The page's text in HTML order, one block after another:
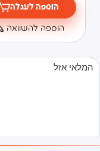
הוספה להשוואה
הוספה לעגלה
המלאי אזל